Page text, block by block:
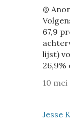
@
67,9
lijst)
10 mei
Jesse